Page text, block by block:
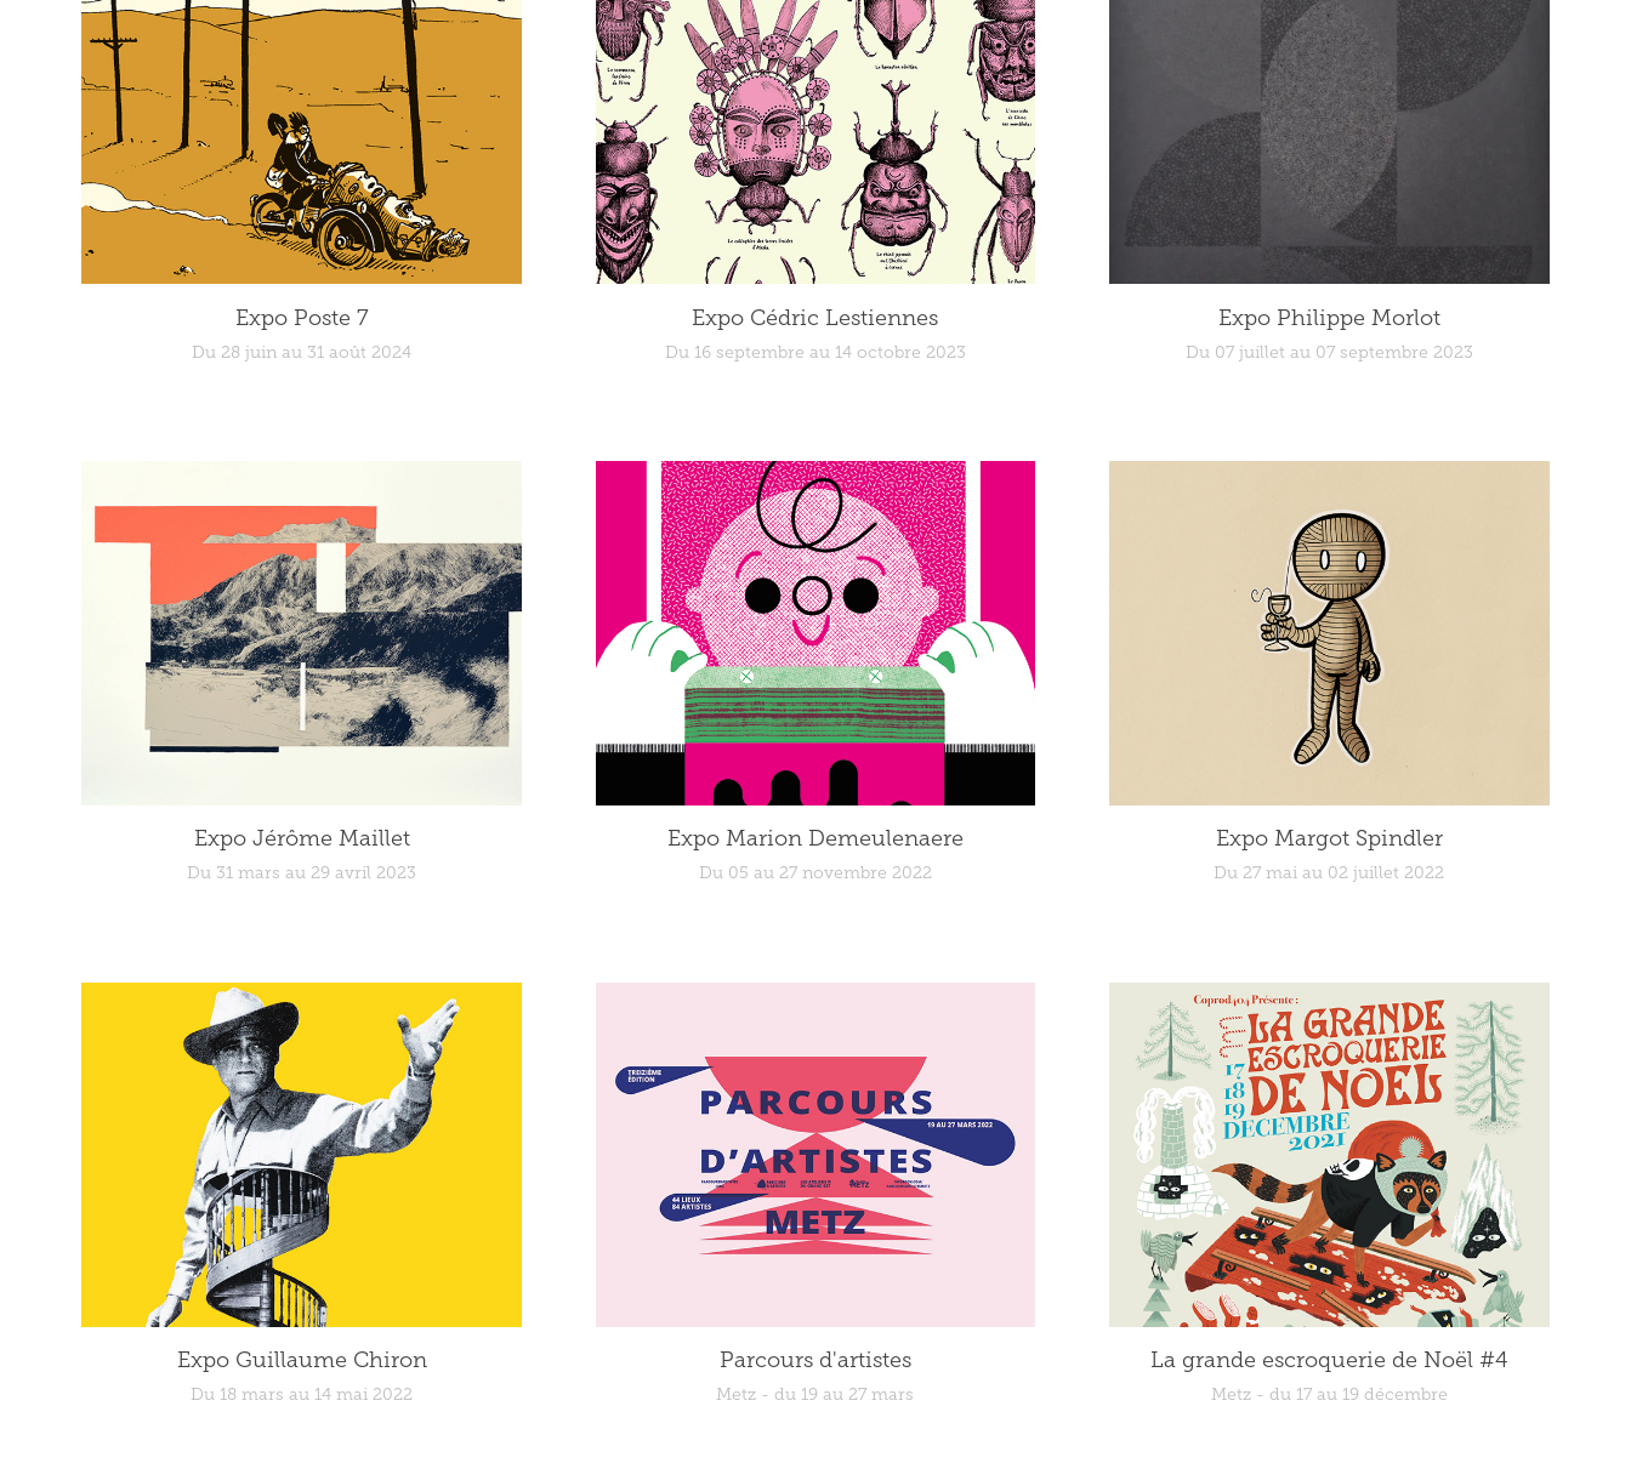
Expo Poste 7
Du 28 juin au 31 août 2024
Expo Cédric Lestiennes
Du 16 septembre au 14 octobre 2023
Expo Philippe Morlot
Du 07 juillet au 07 septembre 2023
Expo Jérôme Maillet
Du 31 mars au 29 avril 2023
Expo Marion Demeulenaere
Du 05 au 27 novembre 2022
Expo Margot Spindler
Du 27 mai au 02 juillet 2022
Expo Guillaume Chiron
Du 18 mars au 14 mai 2022
Parcours d'artistes
Metz - du 19 au 27 mars
La grande escroquerie de Noël #4
Metz - du 17 au 19 décembre